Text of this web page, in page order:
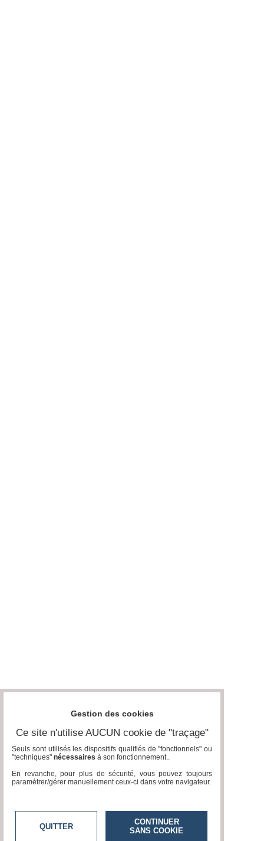
Gestion des cookies
Ce site n'utilise AUCUN cookie de "traçage"
Seuls sont utilisés les dispositifs qualifiés de "fonctionnels" ou
"techniques" nécessaires à son fonctionnement..
En revanche, pour plus de sécurité, vous pouvez toujours
paramétrer/gérer manuellement ceux-ci dans votre navigateur.
QUITTER
CONTINUER
SANS COOKIE